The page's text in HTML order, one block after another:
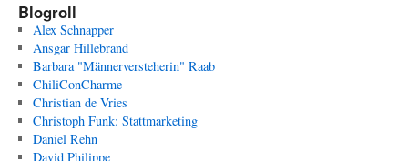
Blogroll
Alex Schnapper
Ansgar Hillebrand
Barbara "Männerversteherin" Raab
ChiliConCharme
Christian de Vries
Christoph Funk: Stattmarketing
Daniel Rehn
David Philippe